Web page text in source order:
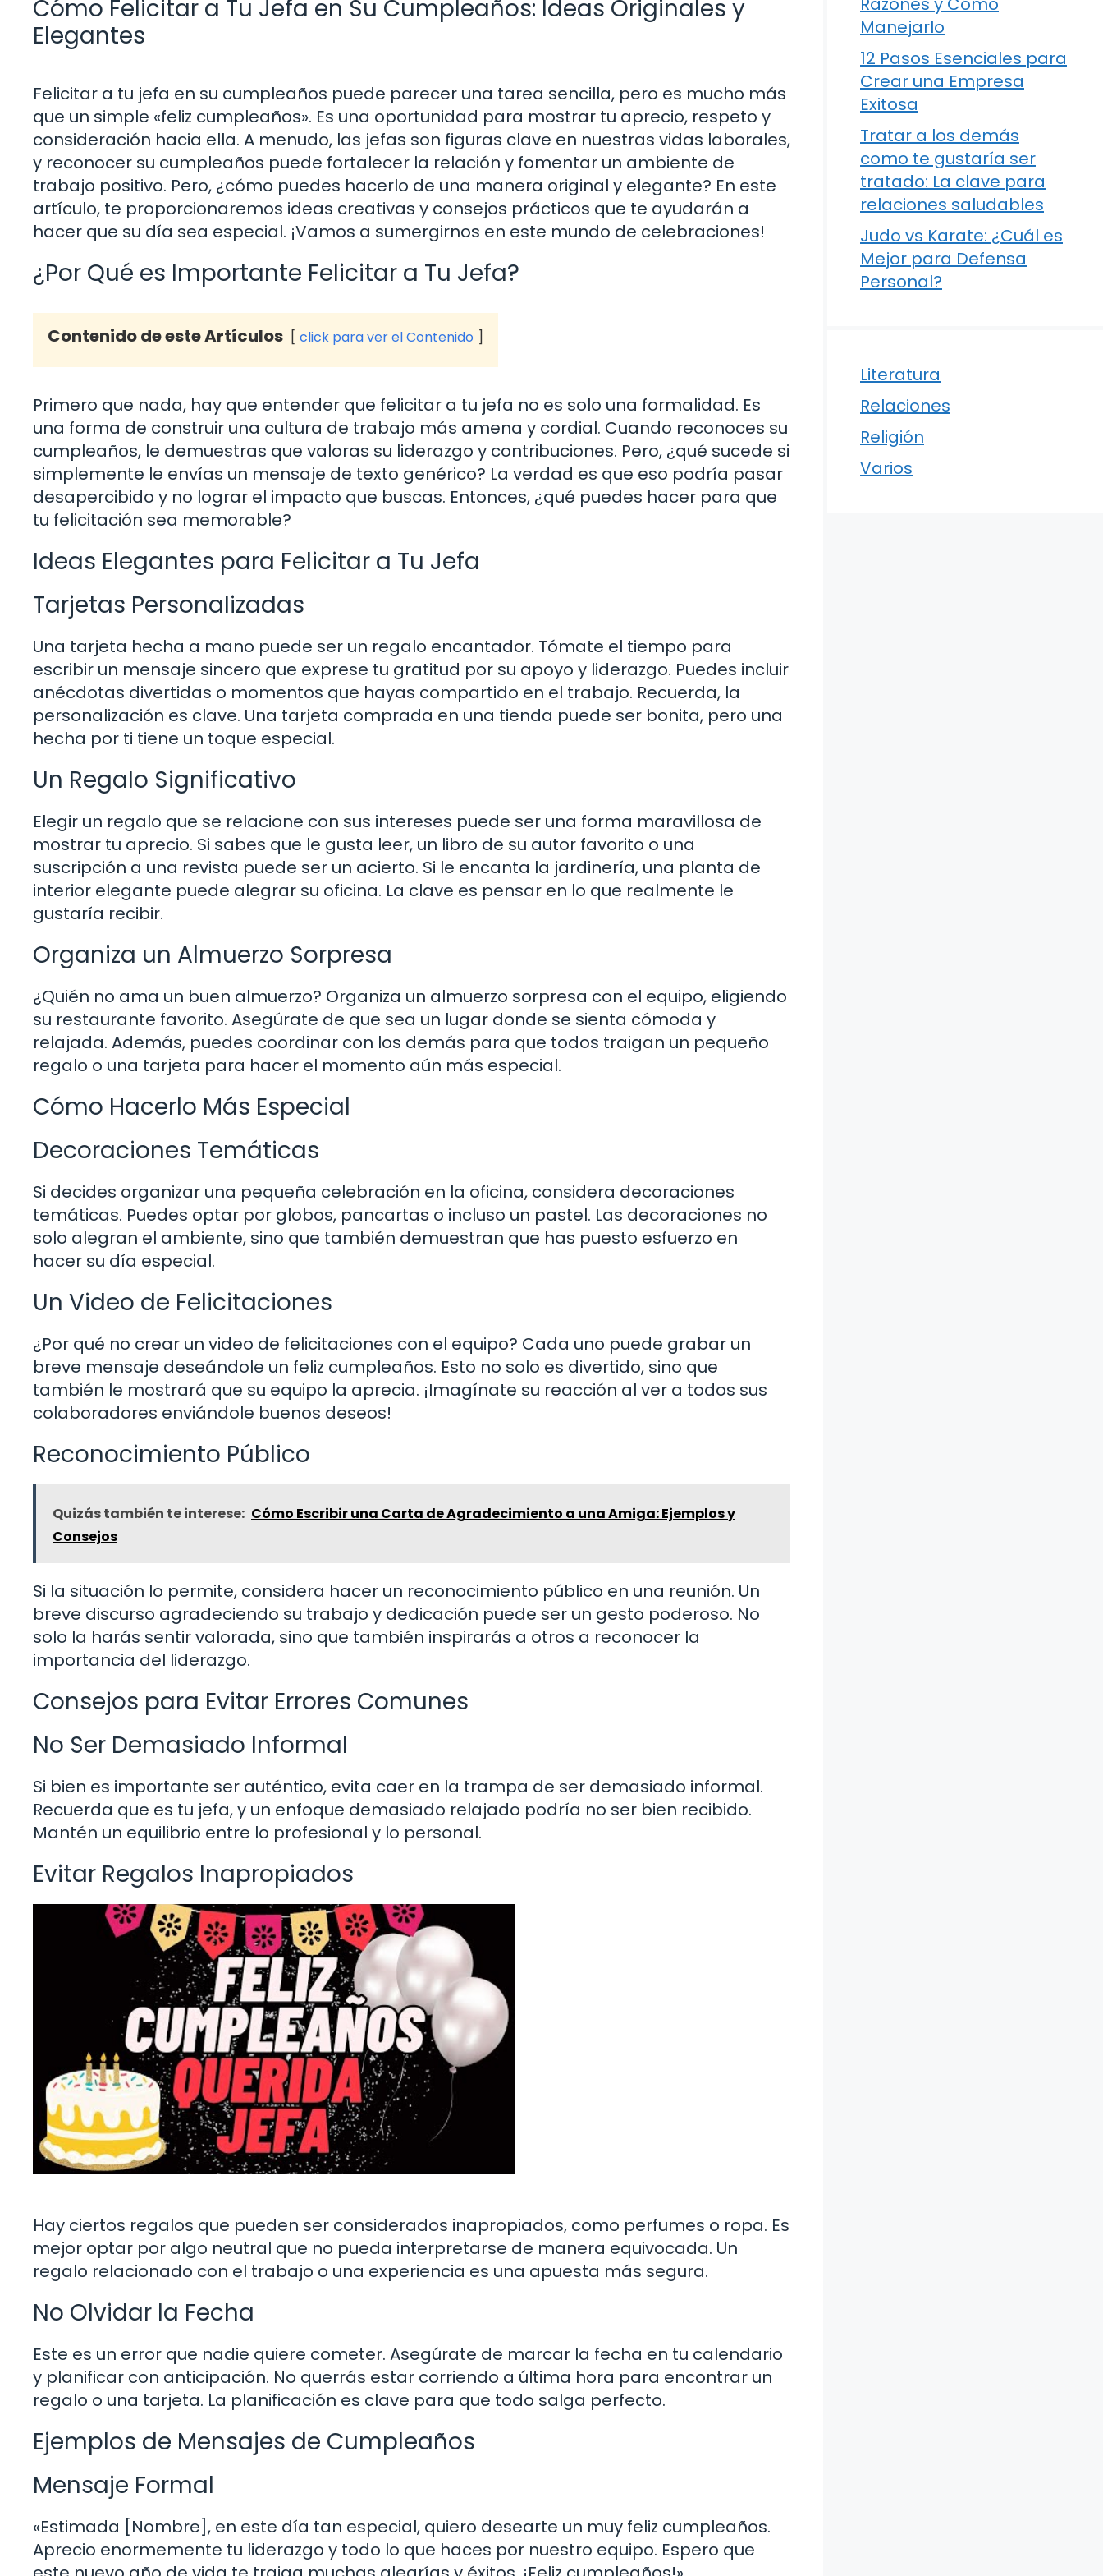
Cómo Felicitar a Tu Jefa en Su Cumpleaños: Ideas Originales y
Elegantes
Felicitar a tu jefa en su cumpleaños puede parecer una tarea sencilla, pero es mucho más
que un simple «feliz cumpleaños». Es una oportunidad para mostrar tu aprecio, respeto y
consideración hacia ella. A menudo, las jefas son figuras clave en nuestras vidas laborales,
y reconocer su cumpleaños puede fortalecer la relación y fomentar un ambiente de
trabajo positivo. Pero, ¿cómo puedes hacerlo de una manera original y elegante? En este
artículo, te proporcionaremos ideas creativas y consejos prácticos que te ayudarán a
hacer que su día sea especial. ¡Vamos a sumergirnos en este mundo de celebraciones!
¿Por Qué es Importante Felicitar a Tu Jefa?
Contenido de este Artículos click para ver el Contenido
Primero que nada, hay que entender que felicitar a tu jefa no es solo una formalidad. Es
una forma de construir una cultura de trabajo más amena y cordial. Cuando reconoces su
cumpleaños, le demuestras que valoras su liderazgo y contribuciones. Pero, ¿qué sucede si
simplemente le envías un mensaje de texto genérico? La verdad es que eso podría pasar
desapercibido y no lograr el impacto que buscas. Entonces, ¿qué puedes hacer para que
tu felicitación sea memorable?
Ideas Elegantes para Felicitar a Tu Jefa
Tarjetas Personalizadas
Una tarjeta hecha a mano puede ser un regalo encantador. Tómate el tiempo para
escribir un mensaje sincero que exprese tu gratitud por su apoyo y liderazgo. Puedes incluir
anécdotas divertidas o momentos que hayas compartido en el trabajo. Recuerda, la
personalización es clave. Una tarjeta comprada en una tienda puede ser bonita, pero una
hecha por ti tiene un toque especial.
Un Regalo Significativo
Elegir un regalo que se relacione con sus intereses puede ser una forma maravillosa de
mostrar tu aprecio. Si sabes que le gusta leer, un libro de su autor favorito o una
suscripción a una revista puede ser un acierto. Si le encanta la jardinería, una planta de
interior elegante puede alegrar su oficina. La clave es pensar en lo que realmente le
gustaría recibir.
Organiza un Almuerzo Sorpresa
¿Quién no ama un buen almuerzo? Organiza un almuerzo sorpresa con el equipo, eligiendo
su restaurante favorito. Asegúrate de que sea un lugar donde se sienta cómoda y
relajada. Además, puedes coordinar con los demás para que todos traigan un pequeño
regalo o una tarjeta para hacer el momento aún más especial.
Cómo Hacerlo Más Especial
Decoraciones Temáticas
Si decides organizar una pequeña celebración en la oficina, considera decoraciones
temáticas. Puedes optar por globos, pancartas o incluso un pastel. Las decoraciones no
solo alegran el ambiente, sino que también demuestran que has puesto esfuerzo en
hacer su día especial.
Un Video de Felicitaciones
¿Por qué no crear un video de felicitaciones con el equipo? Cada uno puede grabar un
breve mensaje deseándole un feliz cumpleaños. Esto no solo es divertido, sino que
también le mostrará que su equipo la aprecia. ¡Imagínate su reacción al ver a todos sus
colaboradores enviándole buenos deseos!
Reconocimiento Público
Quizás también te interese: Cómo Escribir una Carta de Agradecimiento a una Amiga: Ejemplos y
Consejos
Si la situación lo permite, considera hacer un reconocimiento público en una reunión. Un
breve discurso agradeciendo su trabajo y dedicación puede ser un gesto poderoso. No
solo la harás sentir valorada, sino que también inspirarás a otros a reconocer la
importancia del liderazgo.
Consejos para Evitar Errores Comunes
No Ser Demasiado Informal
Si bien es importante ser auténtico, evita caer en la trampa de ser demasiado informal.
Recuerda que es tu jefa, y un enfoque demasiado relajado podría no ser bien recibido.
Mantén un equilibrio entre lo profesional y lo personal.
Evitar Regalos Inapropiados
Hay ciertos regalos que pueden ser considerados inapropiados, como perfumes o ropa. Es
mejor optar por algo neutral que no pueda interpretarse de manera equivocada. Un
regalo relacionado con el trabajo o una experiencia es una apuesta más segura.
No Olvidar la Fecha
Este es un error que nadie quiere cometer. Asegúrate de marcar la fecha en tu calendario
y planificar con anticipación. No querrás estar corriendo a última hora para encontrar un
regalo o una tarjeta. La planificación es clave para que todo salga perfecto.
Ejemplos de Mensajes de Cumpleaños
Mensaje Formal
«Estimada [Nombre], en este día tan especial, quiero desearte un muy feliz cumpleaños.
Aprecio enormemente tu liderazgo y todo lo que haces por nuestro equipo. Espero que
Manejarlo
12 Pasos Esenciales para
Crear una Empresa
Exitosa
Tratar a los demás
como te gustaría ser
tratado: La clave para
relaciones saludables
Judo vs Karate: ¿Cuál es
Mejor para Defensa
Personal?
Literatura
Relaciones
Religión
Varios